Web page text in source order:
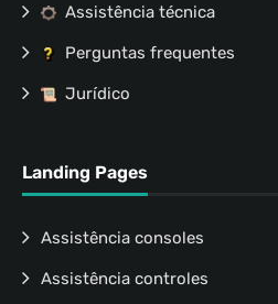
Assistência técnica
Perguntas frequentes
Jurídico
Landing Pages
Assistência consoles
Assistência controles